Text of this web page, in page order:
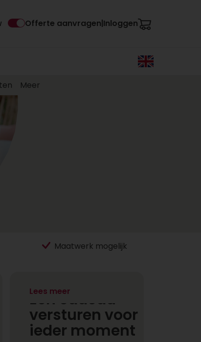
Offerte aanvragen Inloggen
Meer
Maatwerk mogelijk
Een cadeau
versturen voor
ieder moment
Lees meer